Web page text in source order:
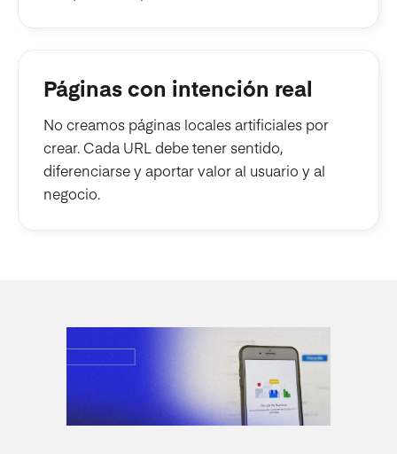
Páginas con intención real
No creamos páginas locales artificiales por
crear. Cada URL debe tener sentido,
diferenciarse y aportar valor al usuario y al
negocio.